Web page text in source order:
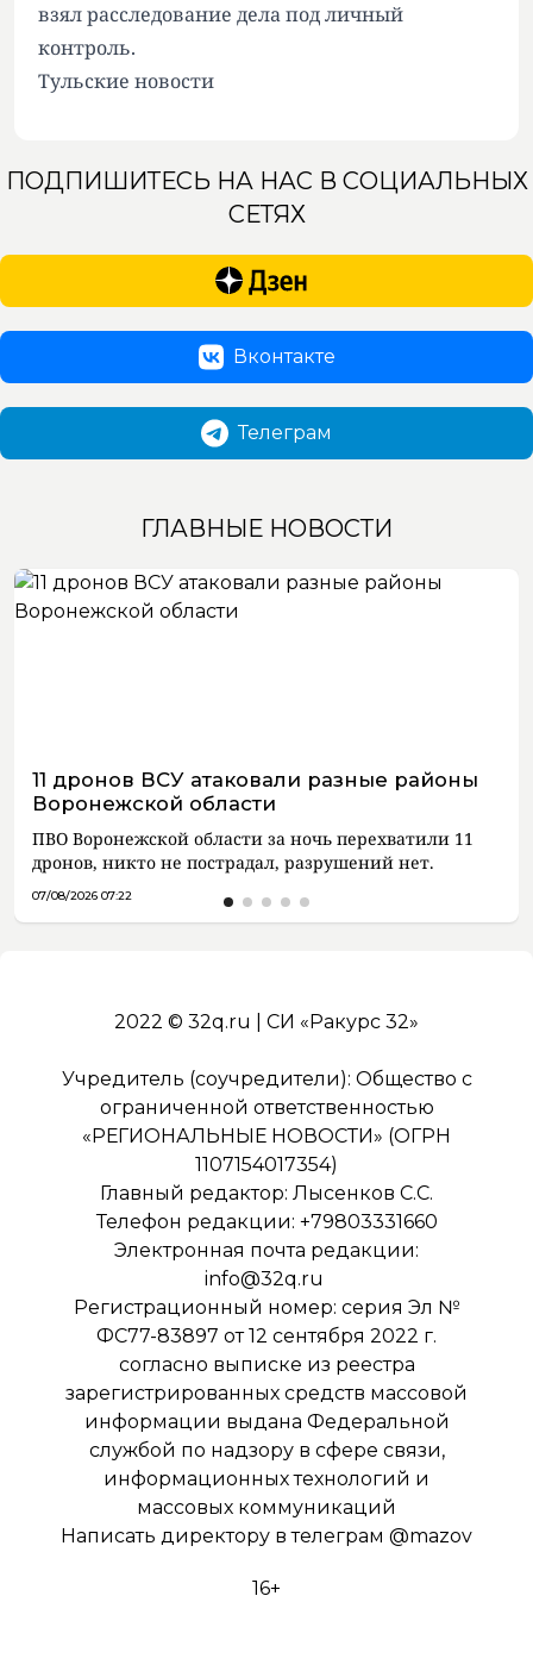
взял расследование дела под личный
контроль.
Тульские новости
ПОДПИШИТЕСЬ НА НАС В СОЦИАЛЬНЫХ
СЕТЯХ
Вконтакте
Телеграм
ГЛАВНЫЕ НОВОСТИ
11 дронов ВСУ атаковали разные районы
Воронежской области
ПВО Воронежской области за ночь перехватили 11
дронов, никто не пострадал, разрушений нет.
07/08/2026 07:22
2022 © 32q.ru | СИ «Ракурс 32»
Учредитель (соучредители): Общество с
ограниченной ответственностью
«РЕГИОНАЛЬНЫЕ НОВОСТИ» (ОГРН
1107154017354)
Главный редактор: Лысенков С.С.
Телефон редакции: +79803331660
Электронная почта редакции:
info@32q.ru
Регистрационный номер: серия Эл №
ФС77-83897 от 12 сентября 2022 г.
согласно выписке из реестра
зарегистрированных средств массовой
информации выдана Федеральной
службой по надзору в сфере связи,
информационных технологий и
массовых коммуникаций
Написать директору в телеграм @mazov
16+